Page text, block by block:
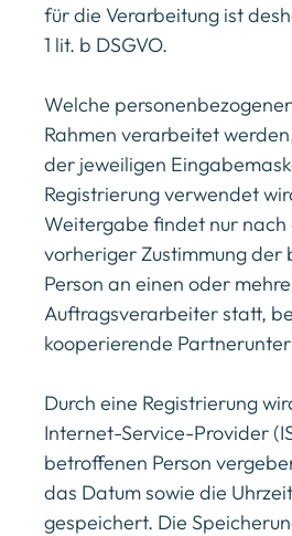
für die Verarbeitung ist
1 lit. b DSGVO.
Welche
Rahmen verarbeitet
der jeweiligen
Registrierung verwendet
Weitergabe findet nur
vorheriger Zustimmung der
Person an einen oder
Auftragsverarbeiter statt,
kooperierende
Durch eine Registrierung
Internet-Service-Provider
betroffenen Person
das Datum sowie die
gespeichert. Die